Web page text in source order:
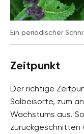
Ein periodischer
Zeitpunkt
Der richtige
Salbeisorte, zum
Wachstums aus.
zurückgeschnitten